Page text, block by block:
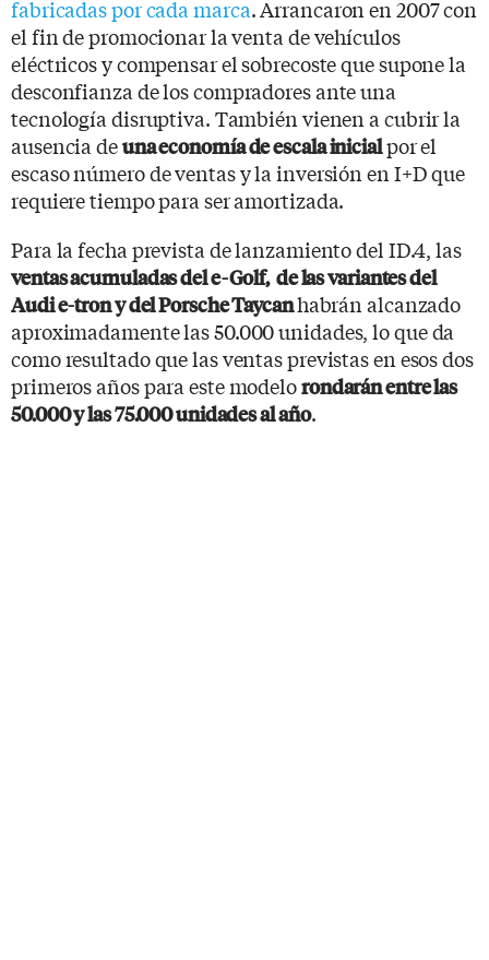
fabricadas por cada marca. Arrancaron en 2007 con
el fin de promocionar la venta de vehículos
eléctricos y compensar el sobrecoste que supone la
desconfianza de los compradores ante una
tecnología disruptiva. También vienen a cubrir la
ausencia deuna economía de escala inicialpor el
escaso número de ventas y la inversión en I+D que
requiere tiempo para ser amortizada.
Para la fecha prevista de lanzamiento del ID.4, las
ventas acumuladas del e-Golf, de las variantes del
Audi e-tron y del Porsche Taycanhabrán alcanzado
aproximadamente las 50.000 unidades, lo que da
como resultado que las ventas previstas en esos dos
primeros años para este modelorondarán entre las
50.000 y las 75.000 unidades al año.